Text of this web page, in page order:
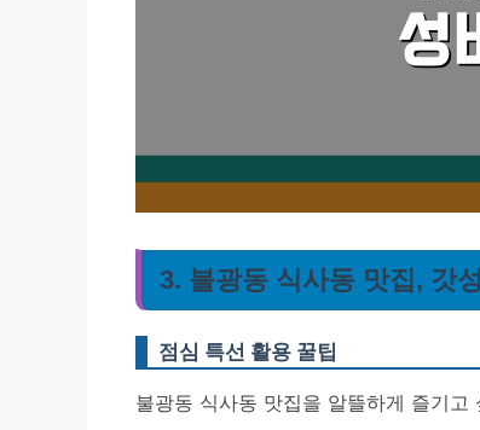
3. 불광동 식사동 맛집, 갓
점심 특선 활용 꿀팁
불광동 식사동 맛집을 알뜰하게 즐기